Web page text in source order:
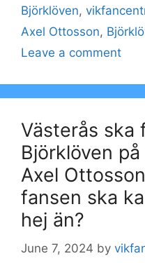
Categories
Björklöven,
Tags
Axel Ottosson,
Leave a comment
Västerås ska
Björklöven
Axel
fansen ska
hej än?
June 7, 2024 by